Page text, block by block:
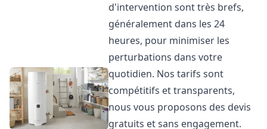
d'intervention sont très brefs,
généralement dans les 24
heures, pour minimiser les
perturbations dans votre
quotidien. Nos tarifs sont
compétitifs et transparents,
nous vous proposons des devis
gratuits et sans engagement.